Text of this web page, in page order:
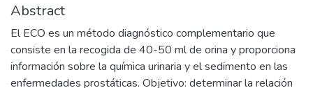
Abstract
El ECO es un método diagnóstico complementario que
consiste en la recogida de 40-50 ml de orina y proporciona
información sobre la química urinaria y el sedimento en las
enfermedades prostáticas. Objetivo: determinar la relación